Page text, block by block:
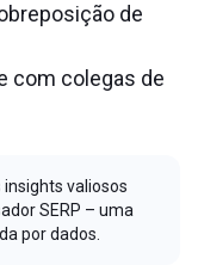
de
com colegas de
valiosos
SERP – uma
por dados.